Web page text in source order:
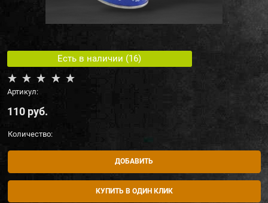
Есть в наличии (16)
Артикул:
110 руб.
Количество:
ДОБАВИТЬ
КУПИТЬ В ОДИН КЛИК